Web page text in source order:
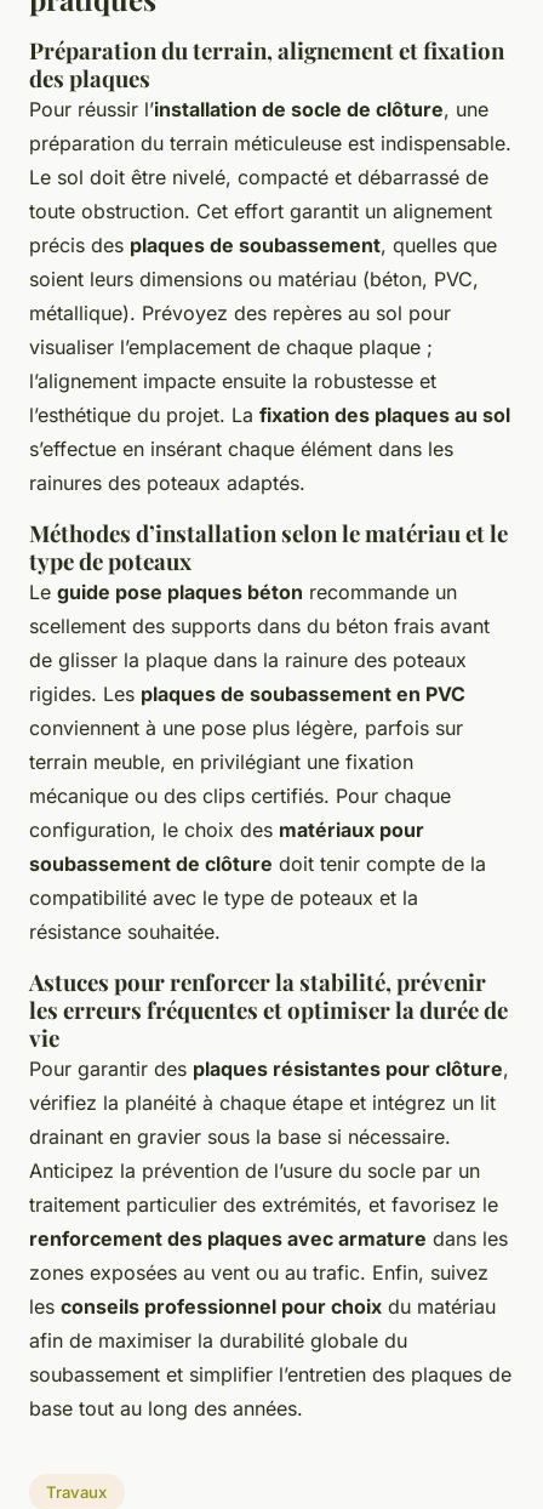
Préparation du terrain, alignement et fixation
des plaques
Pour réussir l’installation de socle de clôture, une
préparation du terrain méticuleuse est indispensable.
Le sol doit être nivelé, compacté et débarrassé de
toute obstruction. Cet effort garantit un alignement
précis des plaques de soubassement, quelles que
soient leurs dimensions ou matériau (béton, PVC,
métallique). Prévoyez des repères au sol pour
visualiser l’emplacement de chaque plaque ;
l’alignement impacte ensuite la robustesse et
l’esthétique du projet. La fixation des plaques au sol
s’effectue en insérant chaque élément dans les
rainures des poteaux adaptés.
Méthodes d’installation selon le matériau et le
type de poteaux
Le guide pose plaques béton recommande un
scellement des supports dans du béton frais avant
de glisser la plaque dans la rainure des poteaux
rigides. Les plaques de soubassement en PVC
conviennent à une pose plus légère, parfois sur
terrain meuble, en privilégiant une fixation
mécanique ou des clips certifiés. Pour chaque
configuration, le choix des matériaux pour
soubassement de clôture doit tenir compte de la
compatibilité avec le type de poteaux et la
résistance souhaitée.
Astuces pour renforcer la stabilité, prévenir
les erreurs fréquentes et optimiser la durée de
vie
Pour garantir des plaques résistantes pour clôture,
vérifiez la planéité à chaque étape et intégrez un lit
drainant en gravier sous la base si nécessaire.
Anticipez la prévention de l’usure du socle par un
traitement particulier des extrémités, et favorisez le
renforcement des plaques avec armature dans les
zones exposées au vent ou au trafic. Enfin, suivez
les conseils professionnel pour choix du matériau
afin de maximiser la durabilité globale du
soubassement et simplifier l’entretien des plaques de
base tout au long des années.
Travaux